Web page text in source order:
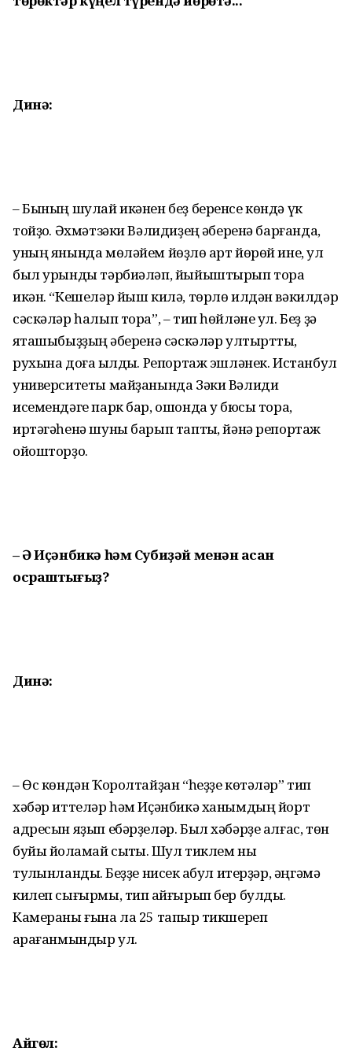
Динә:
– Бының шулай икәнен беҙ беренсе көндә үк
тойҙоҡ. Әхмәтзәки Вәлидиҙең ҡәберенә барғанда,
уның янында мөләйем йөҙлө ҡарт йөрөй ине, ул
был урынды тәрбиәләп, йыйыштырып тора
икән. “Кешеләр йыш килә, төрлө илдән вәкилдәр
сәскәләр һалып тора”, – тип һөйләне ул. Беҙ ҙә
яҡташы­быҙҙың ҡәберенә сәскәләр ултырттыҡ,
рухына доға ҡылдыҡ. Репортаж эшләнек. Истанбул
университеты майҙанында Зәки Вәлиди
исемендәге парк бар, ошонда уҡ бюсы тора,
иртәгәһенә шуны барып таптыҡ, йәнә репортаж
ойошторҙоҡ.
– Ә Иҫәнбикә һәм Субиҙәй менән ҡасан
осраштығыҙ?
Динә:
– Өс көндән Ҡоролтайҙан “һеҙҙе көтәләр” тип
хәбәр иттеләр һәм Иҫән­би­кә ханымдың йорт
адресын яҙып ебәрҙеләр. Был хәбәрҙе алғас, төн
буйы йоҡламай сыҡтыҡ. Шул тиклем ныҡ
тулҡынландыҡ. Беҙҙе нисек ҡабул итерҙәр, әңгәмә
килеп сығырмы, тип ҡай­ғырып бер булдыҡ.
Камераны ғына ла 25 тапҡыр тикшереп
ҡарағанмындыр ул.
Айгөл: